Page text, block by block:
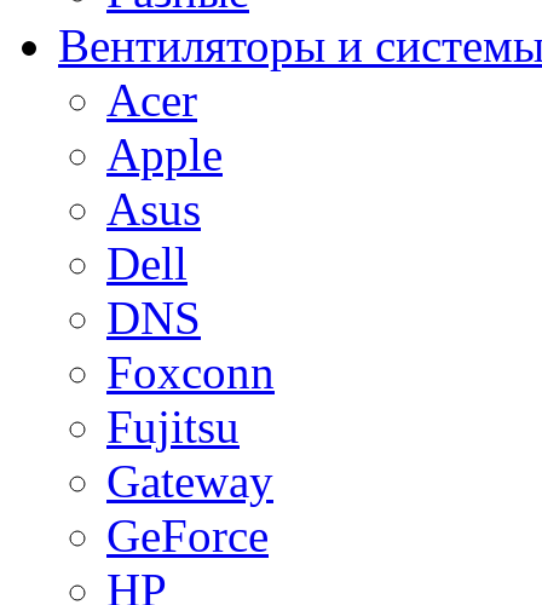
Вентиляторы и
Acer
Apple
Asus
Dell
DNS
Foxconn
Fujitsu
Gateway
GeForce
HP